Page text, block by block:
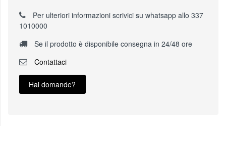
Per ulteriori informazioni scrivici su whatsapp allo 337
1010000
Se il prodotto è disponibile consegna in 24/48 ore
Contattaci
Hai domande?